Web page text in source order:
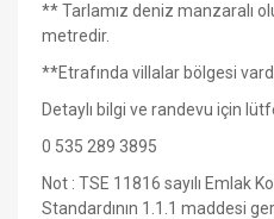
** Tarlamız deniz manzaralı
metredir.
**Etrafında villalar bölgesi
Detaylı bilgi ve randevu için
0 535 289 3895
Not : TSE 11816 sayılı Emlak
Standardının 1.1.1 maddesi